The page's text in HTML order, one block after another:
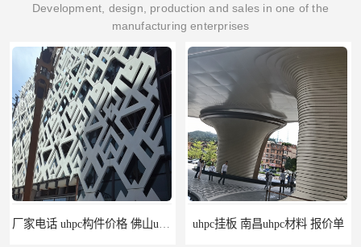
Development, design, production and sales in one of the
manufacturing enterprises
uhpc挂板 南昌uhpc材料 报价单